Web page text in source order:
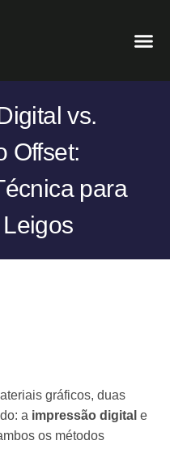
vs.
Offset:
para
gráficos, duas
a impressão digital e
os métodos